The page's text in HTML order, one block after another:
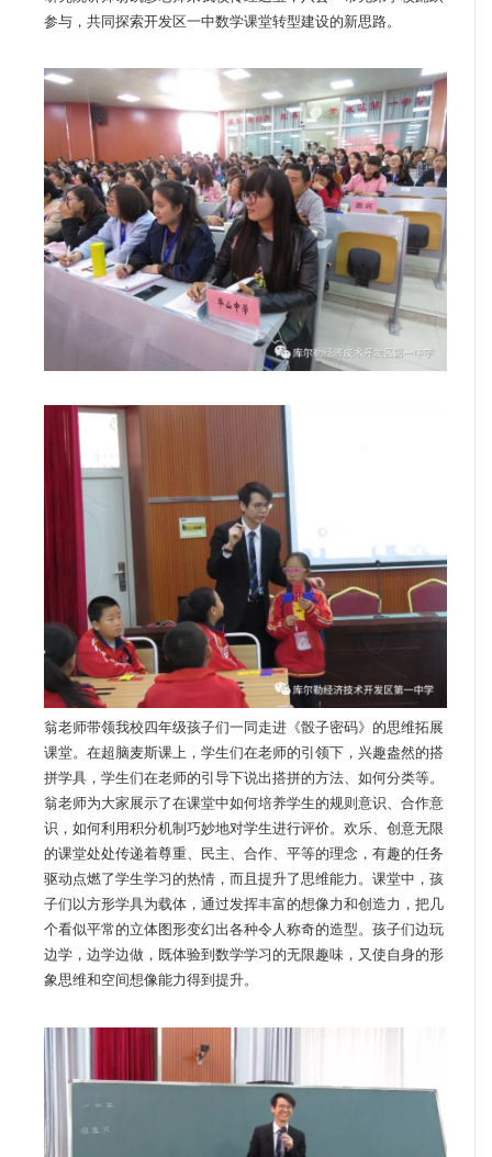
参与，共同探索开发区一中数学课堂转型建设的新思路。
翁老师带领我校四年级孩子们一同走进《骰子密码》的思维拓展
课堂。在超脑麦斯课上，学生们在老师的引领下，兴趣盎然的搭
拼学具，学生们在老师的引导下说出搭拼的方法、如何分类等。
翁老师为大家展示了在课堂中如何培养学生的规则意识、合作意
识，如何利用积分机制巧妙地对学生进行评价。欢乐、创意无限
的课堂处处传递着尊重、民主、合作、平等的理念，有趣的任务
驱动点燃了学生学习的热情，而且提升了思维能力。课堂中，孩
子们以方形学具为载体，通过发挥丰富的想像力和创造力，把几
个看似平常的立体图形变幻出各种令人称奇的造型。孩子们边玩
边学，边学边做，既体验到数学学习的无限趣味，又使自身的形
象思维和空间想像能力得到提升。